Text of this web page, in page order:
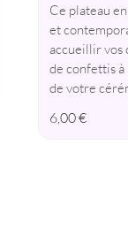
Ce plateau
et
accueillir vos
de confettis
de votre
6,00€